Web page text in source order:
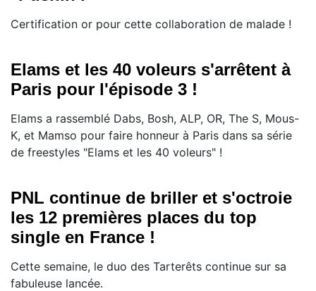
Certification or pour cette collaboration de malade !
Elams et les 40 voleurs s'arrêtent à
Paris pour l'épisode 3 !
Elams a rassemblé Dabs, Bosh, ALP, OR, The S, Mous-
K, et Mamso pour faire honneur à Paris dans sa série
de freestyles "Elams et les 40 voleurs" !
PNL continue de briller et s'octroie
les 12 premières places du top
single en France !
Cette semaine, le duo des Tarterêts continue sur sa
fabuleuse lancée.